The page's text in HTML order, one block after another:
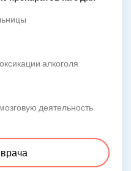
алкоголя
деятельность